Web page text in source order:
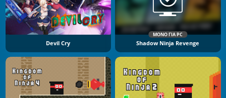
Devil Cry
ΜΌΝΟ ΓΙΑ PC
Shadow Ninja Revenge